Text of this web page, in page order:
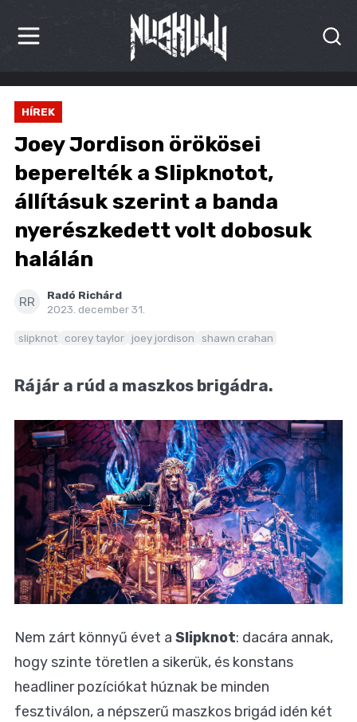
HÍREK
KRITIKÁK
BESZÁMOLÓK
INTERJÚK
PREMIEREK
MÁSVILÁG
BLOG
HÍREK
Joey Jordison örökösei
beperelték a Slipknotot,
állításuk szerint a banda
nyerészkedett volt dobosuk
halálán
RR
Radó Richárd
2023. december 31.
slipknot corey taylor joey jordison shawn crahan
Rájár a rúd a maszkos brigádra.
Nem zárt könnyű évet a Slipknot: dacára annak,
hogy szinte töretlen a sikerük, és konstans
headliner pozíciókat húznak be minden
fesztiválon, a népszerű maszkos brigád idén két